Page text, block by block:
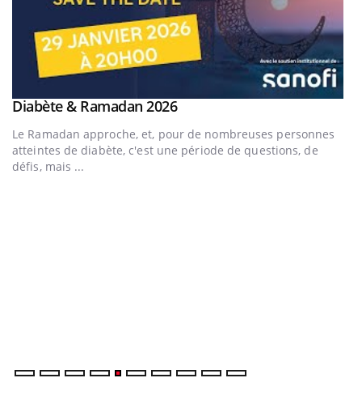
Youtube
Diabète & Ramadan 2026Youtube
Le Ramadan approche, et, pour de nombreuses personnes
atteintes de diabète, c'est une période de questions, de
défis, mais ...